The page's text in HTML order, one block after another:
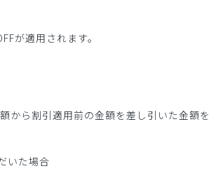
が適用されます。
から割引適用前の金額を差し引いた金額を
いた場合